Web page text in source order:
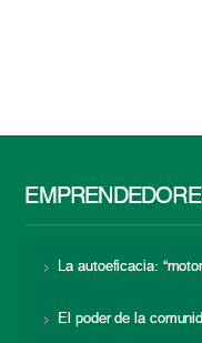
La autoeficacia:
El poder de la